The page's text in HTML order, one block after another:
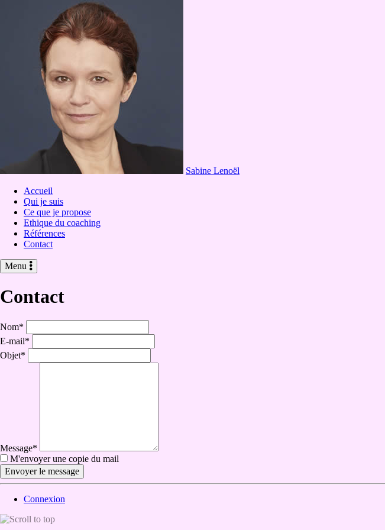
Sabine Lenoël
Accueil
Qui je suis
Ce que je propose
Ethique du coaching
Références
Contact
Menu
Contact
Nom*
E-mail*
Objet*
Message*
M'envoyer une copie du mail
Connexion